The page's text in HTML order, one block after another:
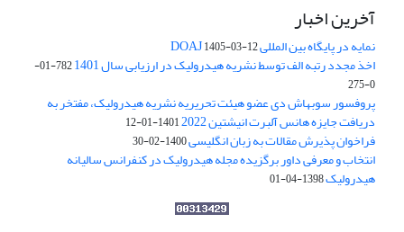
آخرین اخبار
نمایه در پایگاه بین المللی DOAJ1405-03-12
اخذ مجدد رتبه الف توسط نشریه هیدرولیک در ارزیابی سال 1401
782-01-
0-275
پروفسور سوبهاش دی عضو هیئت تحریریه نشریه هیدرولیک، مفتخر به
دریافت جایزه هانس آلبرت انیشتین 2022 1401-01-12
فراخوان پذیرش مقالات به زبان انگلیسی1400-02-30
انتخاب و معرفی داور برگزیده مجله هیدرولیک در کنفرانس سالیانه
هیدرولیک1398-04-01